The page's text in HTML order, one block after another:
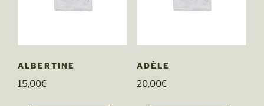
ALBERTINE
15,00€
ADÈLE
20,00€